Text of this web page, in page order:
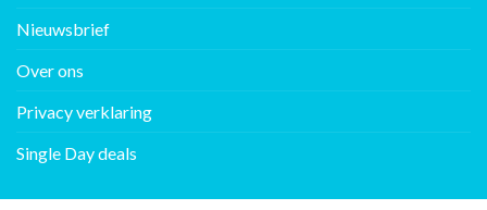
Nieuwsbrief
Over ons
Privacy verklaring
Single Day deals